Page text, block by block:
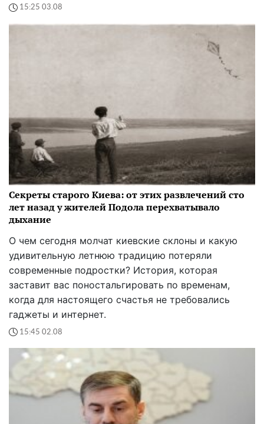
15:25 03.08
Секреты старого Киева: от этих развлечений сто
лет назад у жителей Подола перехватывало
дыхание
О чем сегодня молчат киевские склоны и какую
удивительную летнюю традицию потеряли
современные подростки? История, которая
заставит вас поностальгировать по временам,
когда для настоящего счастья не требовались
гаджеты и интернет.
15:45 02.08